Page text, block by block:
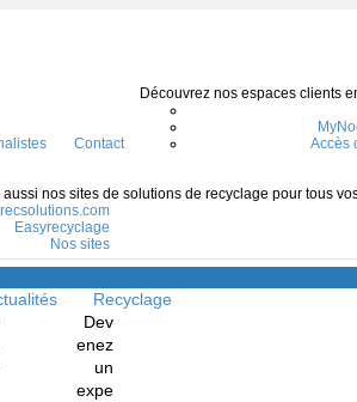
Contact
Découvrez nos espaces clients
Accès
nos sites de solutions de recyclage pour tous
Easyrecyclage
Nos sites
Menu
Recyclage
Dev
enez
un
expe